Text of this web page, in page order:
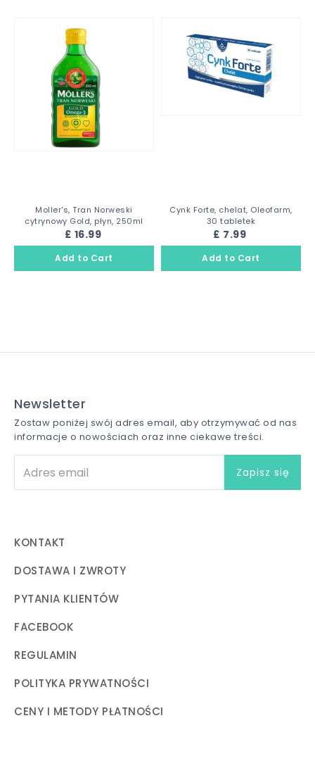
Moller's, Tran Norweski
cytrynowy Gold, płyn, 250ml
£ 16.99
Cynk Forte, chelat, Oleofarm,
30 tabletek
£ 7.99
Newsletter
Zostaw poniżej swój adres email, aby otrzymywać od nas
informacje o nowościach oraz inne ciekawe treści.
KONTAKT
DOSTAWA I ZWROTY
PYTANIA KLIENTÓW
FACEBOOK
REGULAMIN
POLITYKA PRYWATNOŚCI
CENY I METODY PŁATNOŚCI